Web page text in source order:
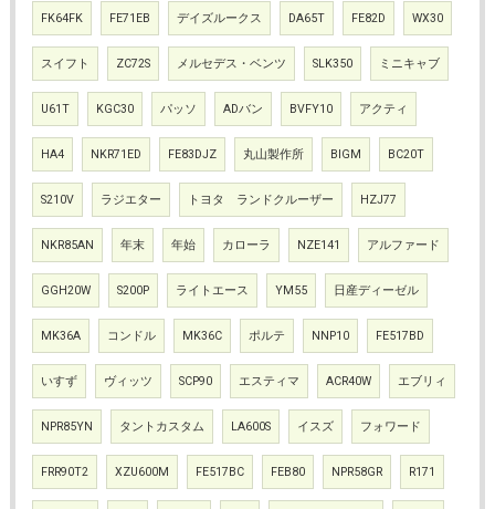
FK64FK FE71EB デイズルークス DA65T FE82D WX30
スイフト ZC72S メルセデス・ベンツ SLK350 ミニキャブ
U61T KGC30 パッソ ADバン BVFY10 アクティ
HA4 NKR71ED FE83DJZ 丸山製作所 BIGM BC20T
S210V ラジエター トヨタ ランドクルーザー HZJ77
NKR85AN 年末 年始 カローラ NZE141 アルファード
GGH20W S200P ライトエース YM55 日産ディーゼル
MK36A コンドル MK36C ポルテ NNP10 FE517BD
いすず ヴィッツ SCP90 エスティマ ACR40W エブリィ
NPR85YN タントカスタム LA600S イスズ フォワード
FRR90T2 XZU600M FE517BC FEB80 NPR58GR R171